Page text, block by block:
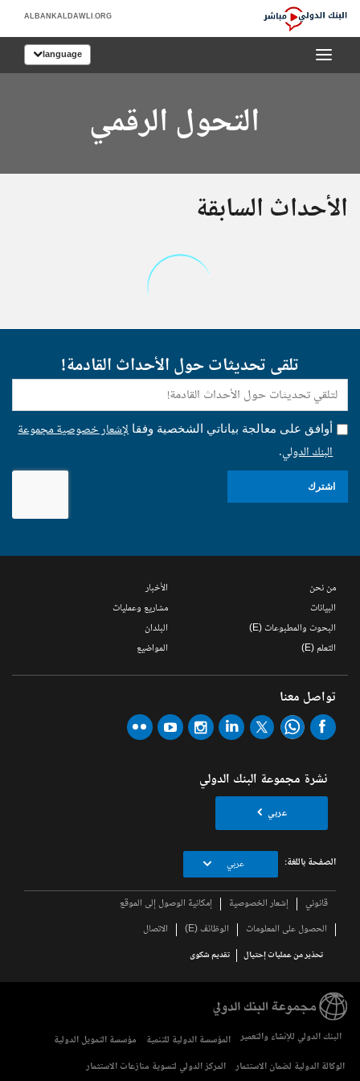
Skip
Navigation
البنك
الدولي
مباشر
ALBANKALDAWLI.ORG
language
التحول الرقمي
الأحداث السابقة
تلقى تحديثات حول الأحداث القادمة!
E-
mail:
أوافق على معالجة بياناتي الشخصية وفقا لإشعار خصوصية مجموعة
البنك الدولي.
اشترك
من نحن
البيانات
البحوث والمطبوعات (E)
التعلم (E)
الأخبار
مشاريع وعمليات
البلدان
المواضيع
تواصل معنا
نشرة مجموعة البنك الدولي
عربي
الصفحة باللغة: عربي
قانوني إشعار الخصوصية
إمكانية الوصول إلى الموقع
الحصول على المعلومات
الوظائف (E) الاتصال
تحذير من عمليات إحتيال تقديم شكوى
البنك الدولي للإنشاء والتعمير المؤسسة الدولية للتنمية
مؤسسة التمويل الدولية
الوكالة الدولية لضمان الاستثمار المركز الدولي لتسوية منازعات الاستثمار